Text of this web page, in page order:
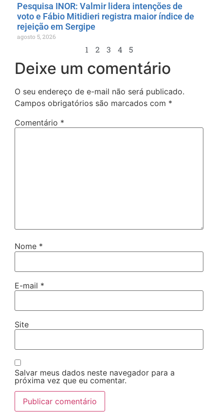
Pesquisa INOR: Valmir lidera intenções de
voto e Fábio Mitidieri registra maior índice de
rejeição em Sergipe
agosto 5, 2026
1 2 3 4 5
Deixe um comentário
O seu endereço de e-mail não será publicado.
Campos obrigatórios são marcados com *
Comentário *
Nome *
E-mail *
Site
Salvar meus dados neste navegador para a
próxima vez que eu comentar.